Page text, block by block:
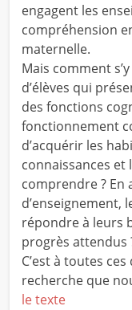
engagent les
compréhension
maternelle.
Mais comment
d’élèves qui
des fonctions
fonctionnement
d’acquérir les
connaissances
comprendre ? En
d’enseignement,
répondre à leurs
progrès attendus
C’est à toutes
recherche que
le texte